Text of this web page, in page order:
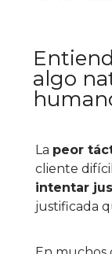
algo
La peor
cliente
intentar
justificada